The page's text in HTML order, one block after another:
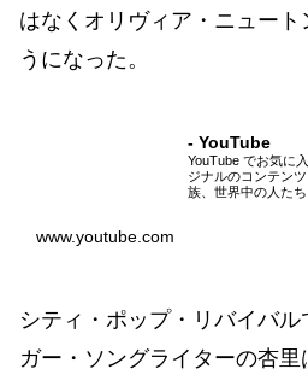
はなくオリヴィア・ニュート
うになった。
- YouTube
YouTube でお気に
ジナルのコンテン
族、世界中の人たち
www.youtube.com
シティ・ポップ・リバイバ
ガー・ソングライターの杏